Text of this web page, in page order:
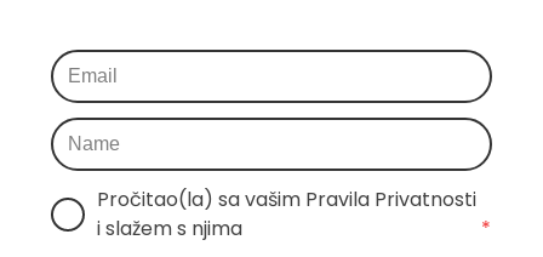
Pročitao(la) sa vašim Pravila Privatnosti
i slažem s njima
*